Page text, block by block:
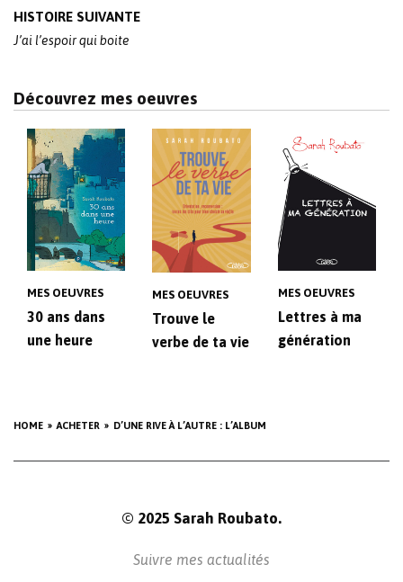
HOME ACHETER D’UNE RIVE À L’AUTRE : L’ALBUM
HISTOIRE SUIVANTE
J’ai l’espoir qui boite
Découvrez mes oeuvres
MES OEUVRES
30 ans dans
une heure
MES OEUVRES
Trouve le
verbe de ta vie
MES OEUVRES
Lettres à ma
génération
© 2025 Sarah Roubato.
Suivre mes actualités